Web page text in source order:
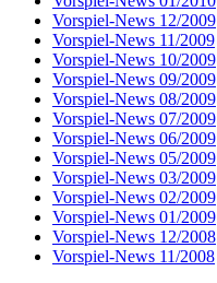
Vorspiel-News 12/2009
Vorspiel-News 11/2009
Vorspiel-News 10/2009
Vorspiel-News 09/2009
Vorspiel-News 08/2009
Vorspiel-News 07/2009
Vorspiel-News 06/2009
Vorspiel-News 05/2009
Vorspiel-News 03/2009
Vorspiel-News 02/2009
Vorspiel-News 01/2009
Vorspiel-News 12/2008
Vorspiel-News 11/2008